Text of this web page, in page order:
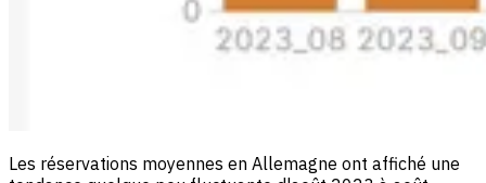
Les réservations moyennes en Allemagne ont affiché une